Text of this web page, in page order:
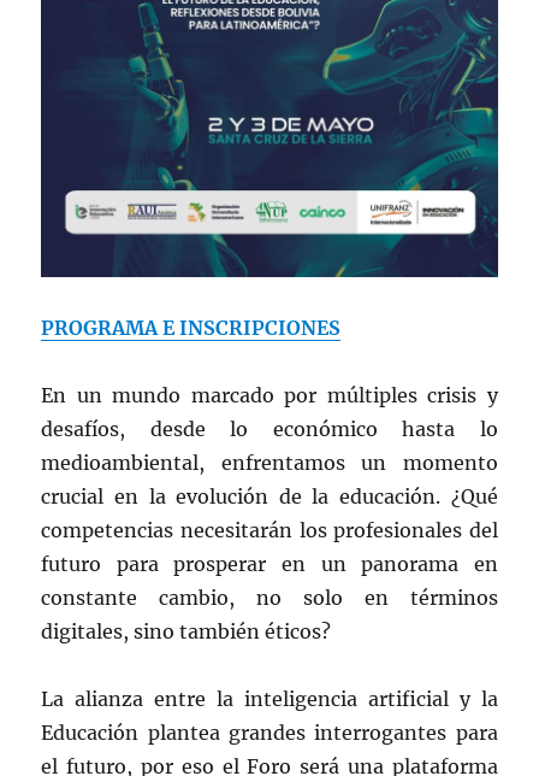
PROGRAMA E INSCRIPCIONES
En un mundo marcado por múltiples crisis y
desafíos, desde lo económico hasta lo
medioambiental, enfrentamos un momento
crucial en la evolución de la educación. ¿Qué
competencias necesitarán los profesionales del
futuro para prosperar en un panorama en
constante cambio, no solo en términos
digitales, sino también éticos?
La alianza entre la inteligencia artificial y la
Educación plantea grandes interrogantes para
el futuro, por eso el Foro será una plataforma